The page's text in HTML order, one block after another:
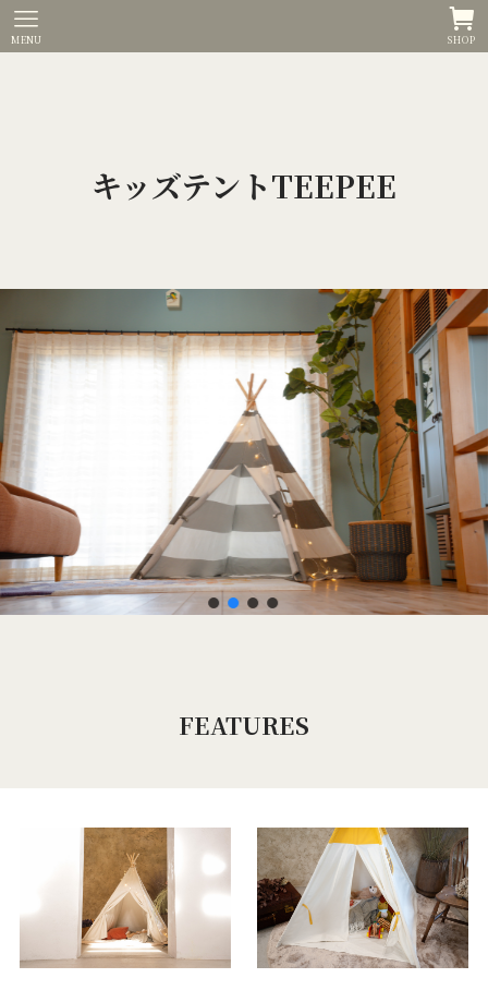
SHOP
MENU
キッズテントTEEPEE
FEATURES